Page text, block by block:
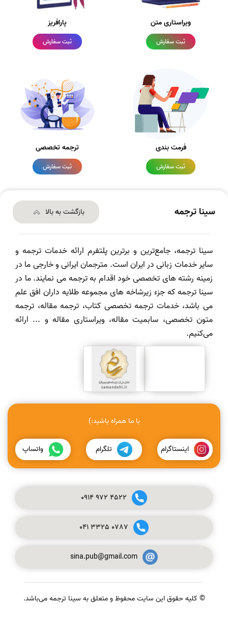
ویراستاری متن
ثبت سفارش
پارافریز
ثبت سفارش
فرمت بندی
ثبت سفارش
ترجمه تخصصی
ثبت سفارش
سینا ترجمه بازگشت به بالا
سینا ترجمه، جامع‌ترین و برترین پلتفرم ارائه خدمات ترجمه و
سایر خدمات زبانی در ایران است. مترجمان ایرانی و خارجی ما در
زمینه رشته های تخصصی خود اقدام به ترجمه می نمایند. ما در
سینا ترجمه که جزء زیرشاخه های مجموعه طلایه داران افق علم
می باشد، خدمات ترجمه تخصصی کتاب، ترجمه مقاله، ترجمه
متون تخصصی، سابمیت مقاله، ویراستاری مقاله و ... ارائه
می‌کنیم.
با ما همراه باشید:)
اینستاگرام تلگرام واتساپ
0914972 4522
041 3325 0787
sina.pub@gmail.com
© کلیه حقوق این سایت محفوظ و متعلق به سینا ترجمه می‌باشد.